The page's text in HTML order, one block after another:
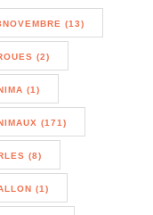
(13)
(2)
(1)
(171)
(8)
(1)